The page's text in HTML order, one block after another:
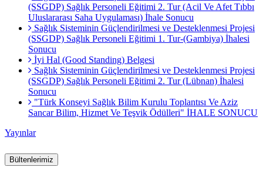
(SSGDP) Sağlık Personeli Eğitimi 2. Tur (Acil Ve Afet Tıbbı
Uluslararası Saha Uygulaması) İhale Sonucu
Sağlık Sisteminin Güçlendirilmesi ve Desteklenmesi Projesi
(SSGDP) Sağlık Personeli Eğitimi 1. Tur-(Gambiya) İhalesi
Sonucu
İyi Hal (Good Standing) Belgesi
Sağlık Sisteminin Güçlendirilmesi ve Desteklenmesi Projesi
(SSGDP) Sağlık Personeli Eğitimi 2. Tur (Lübnan) İhalesi
Sonucu
"Türk Konseyi Sağlık Bilim Kurulu Toplantısı Ve Aziz
Sancar Bilim, Hizmet Ve Teşvik Ödülleri" İHALE SONUCU
Yayınlar
Bültenlerimiz